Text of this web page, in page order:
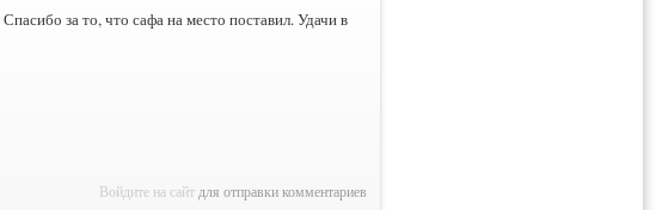
за то, что сафа на место поставил. Удачи в
Войдите на сайт для отправки комментариев